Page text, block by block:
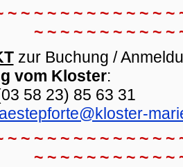
~ ~ ~ ~ ~ ~ ~ ~ ~ ~ ~ ~ ~
~ ~ ~ ~ ~ ~ ~ ~ ~ ~ ~
zur Buchung /
vom Kloster:
58 23) 85 63 31
~ ~ ~ ~ ~ ~ ~ ~ ~ ~ ~ ~ ~
~ ~ ~ ~ ~ ~ ~ ~ ~ ~ ~